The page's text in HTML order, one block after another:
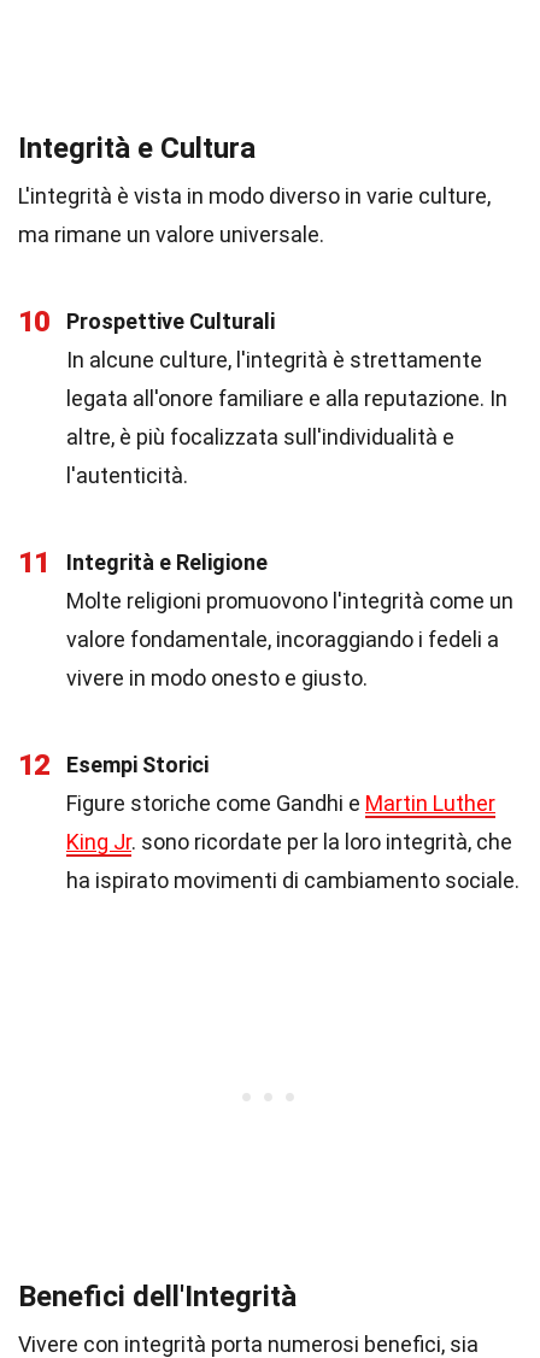
Integrità e Cultura
L'integrità è vista in modo diverso in varie culture,
ma rimane un valore universale.
10
Prospettive Culturali
In alcune culture, l'integrità è strettamente
legata all'onore familiare e alla reputazione. In
altre, è più focalizzata sull'individualità e
l'autenticità.
11
Integrità e Religione
Molte religioni promuovono l'integrità come un
valore fondamentale, incoraggiando i fedeli a
vivere in modo onesto e giusto.
12
Esempi Storici
Figure storiche come Gandhi e Martin Luther
King Jr. sono ricordate per la loro integrità, che
ha ispirato movimenti di cambiamento sociale.
Benefici dell'Integrità
Vivere con integrità porta numerosi benefici, sia